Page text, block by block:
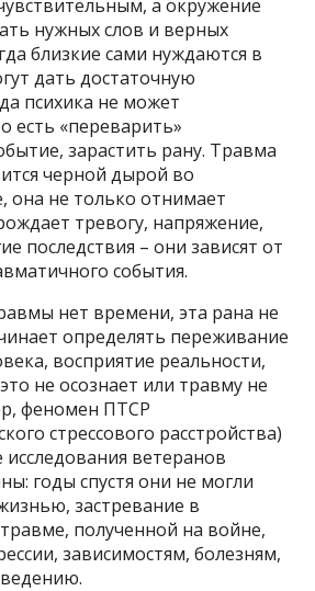
а окружение
нужных слов и верных
близкие сами нуждаются в
дать достаточную
психика не может
есть «переварить»
зарастить рану. Травма
черной дырой во
она не только отнимает
тревогу, напряжение,
последствия – они зависят от
события.
нет времени, эта рана не
определять переживание
восприятие реальности,
не осознает или травму не
феномен ПТСР
стрессового расстройства)
ветеранов
годы спустя они не могли
застревание в
полученной на войне,
зависимостям, болезням,